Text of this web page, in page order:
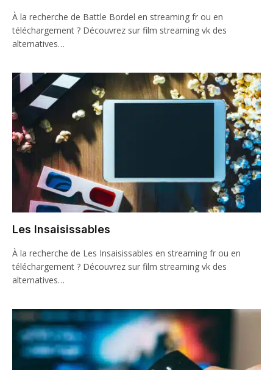
À la recherche de Battle Bordel en streaming fr ou en
téléchargement ? Découvrez sur film streaming vk des
alternatives…
Les Insaisissables
À la recherche de Les Insaisissables en streaming fr ou en
téléchargement ? Découvrez sur film streaming vk des
alternatives…